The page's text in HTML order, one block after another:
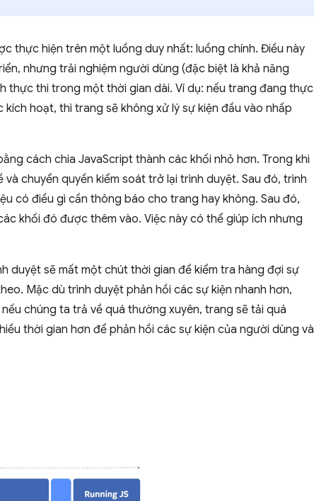
thực hiện trên một luồng duy nhất: luồng chính. Điều này
nhưng trải nghiệm người dùng (đặc biệt là khả năng
thực thi trong một thời gian dài. Ví dụ: nếu trang đang thực
hoạt, thì trang sẽ không xử lý sự kiện đầu vào nhấp
cách chia JavaScript thành các khối nhỏ hơn. Trong khi
chuyển quyền kiểm soát trở lại trình duyệt. Sau đó, trình
có điều gì cần thông báo cho trang hay không. Sau đó,
khối đó được thêm vào. Việc này có thể giúp ích nhưng
duyệt sẽ mất một chút thời gian để kiểm tra hàng đợi sự
Mặc dù trình duyệt phản hồi các sự kiện nhanh hơn,
chúng ta trả về quá thường xuyên, trang sẽ tải quá
thời gian hơn để phản hồi các sự kiện của người dùng và